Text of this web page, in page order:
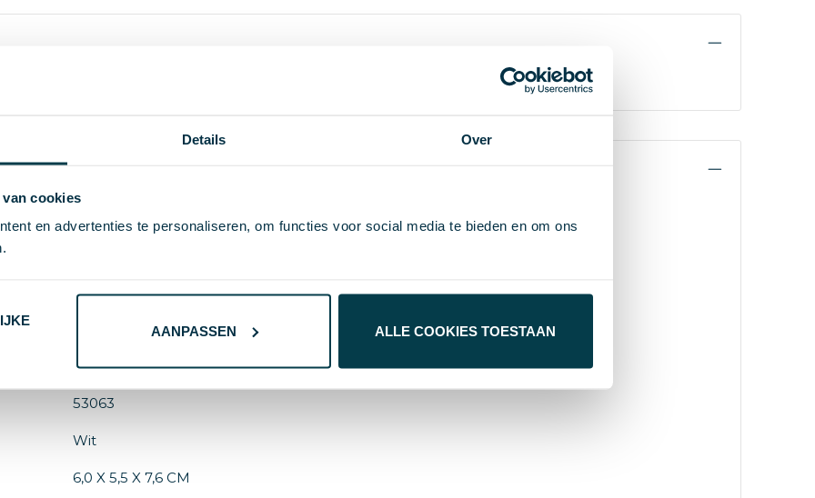
Details Over
cookies
en advertenties te personaliseren, om functies voor social media te bieden en om ons
AANPASSEN ALLE COOKIES TOESTAAN
15W USB Type-C en 12W Type- A poorten.
Skross
8719941065048
53063
Wit
6,0 X 5,5 X 7,6 CM